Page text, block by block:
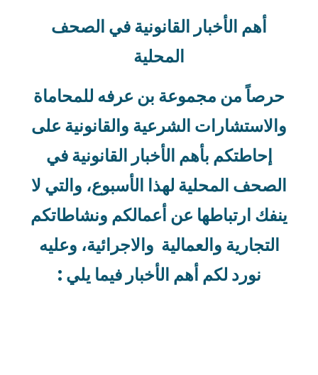
أهم الأخبار القانونية في الصحف
المحلية
حرصاً من مجموعة بن عرفه للمحاماة
والاستشارات الشرعية والقانونية على
إحاطتكم بأهم الأخبار القانونية في
الصحف المحلية لهذا الأسبوع، والتي لا
ينفك ارتباطها عن أعمالكم ونشاطاتكم
التجارية والعمالية والاجرائية، وعليه
نورد لكم أهم الأخبار فيما يلي :